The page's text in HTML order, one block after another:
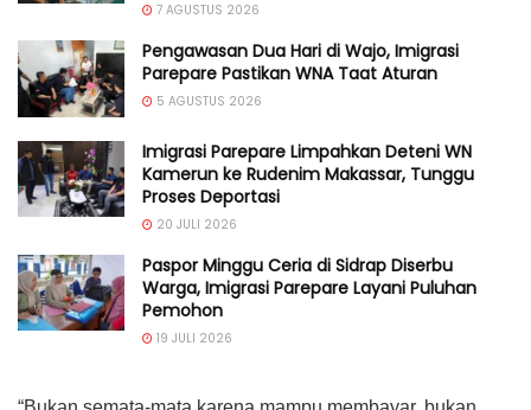
7 AGUSTUS 2026
Pengawasan Dua Hari di Wajo, Imigrasi
Parepare Pastikan WNA Taat Aturan
5 AGUSTUS 2026
Imigrasi Parepare Limpahkan Deteni WN
Kamerun ke Rudenim Makassar, Tunggu
Proses Deportasi
20 JULI 2026
Paspor Minggu Ceria di Sidrap Diserbu
Warga, Imigrasi Parepare Layani Puluhan
Pemohon
19 JULI 2026